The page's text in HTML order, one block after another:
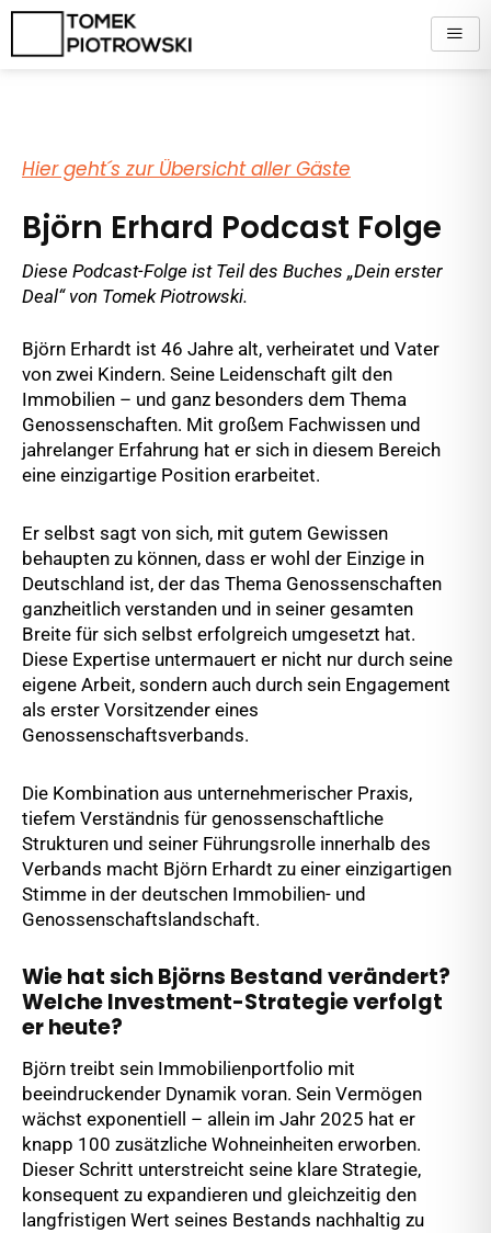
Zum
springen
Hier geht´s zur Übersicht aller Gäste
Björn Erhard Podcast Folge
Diese Podcast-Folge ist Teil des Buches „Dein erster
Deal“ von Tomek Piotrowski.
Björn Erhardt ist 46 Jahre alt, verheiratet und Vater
von zwei Kindern. Seine Leidenschaft gilt den
Immobilien – und ganz besonders dem Thema
Genossenschaften. Mit großem Fachwissen und
jahrelanger Erfahrung hat er sich in diesem Bereich
eine einzigartige Position erarbeitet.
Er selbst sagt von sich, mit gutem Gewissen
behaupten zu können, dass er wohl der Einzige in
Deutschland ist, der das Thema Genossenschaften
ganzheitlich verstanden und in seiner gesamten
Breite für sich selbst erfolgreich umgesetzt hat.
Diese Expertise untermauert er nicht nur durch seine
eigene Arbeit, sondern auch durch sein Engagement
als erster Vorsitzender eines
Genossenschaftsverbands.
Die Kombination aus unternehmerischer Praxis,
tiefem Verständnis für genossenschaftliche
Strukturen und seiner Führungsrolle innerhalb des
Verbands macht Björn Erhardt zu einer einzigartigen
Stimme in der deutschen Immobilien- und
Genossenschaftslandschaft.
Wie hat sich Björns Bestand verändert?
Welche Investment-Strategie verfolgt
er heute?
Björn treibt sein Immobilienportfolio mit
beeindruckender Dynamik voran. Sein Vermögen
wächst exponentiell – allein im Jahr 2025 hat er
knapp 100 zusätzliche Wohneinheiten erworben.
Dieser Schritt unterstreicht seine klare Strategie,
konsequent zu expandieren und gleichzeitig den
langfristigen Wert seines Bestands nachhaltig zu